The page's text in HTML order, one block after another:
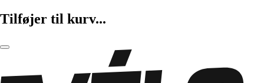
Tilføjer til kurv...